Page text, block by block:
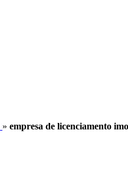
» empresa de licenciamento